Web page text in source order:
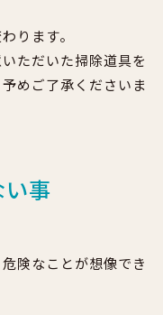
ります。
ただいた掃除道具を
めご了承くださいま
事
険なことが想像でき